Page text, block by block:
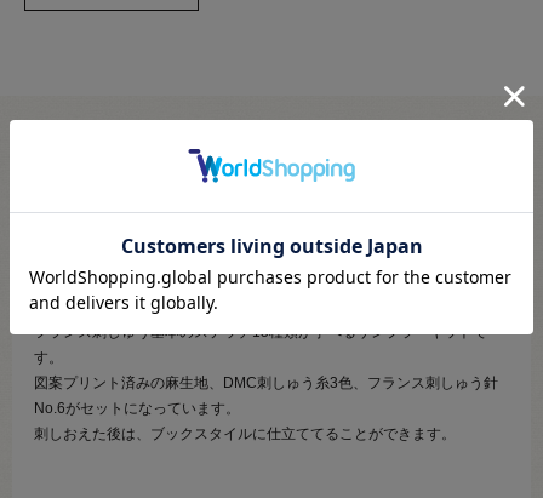
●セット内容：麻生地（図案プリント済）、DMC25番刺しゅう糸、フラ
ンス刺繍針No.6、写真付き解説書
【商品の説明】
フランス刺しゅう基本のステッチ15種類が学べるサンプラーキットで
す。
図案プリント済みの麻生地、DMC刺しゅう糸3色、フランス刺しゅう針
No.6がセットになっています。
刺しおえた後は、ブックスタイルに仕立ててることができます。